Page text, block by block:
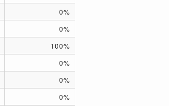
0%
0%
100%
0%
0%
0%